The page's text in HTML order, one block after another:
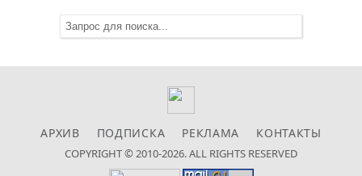
АРХИВ ПОДПИСКА РЕКЛАМА КОНТАКТЫ
COPYRIGHT © 2010-2026. ALL RIGHTS RESERVED